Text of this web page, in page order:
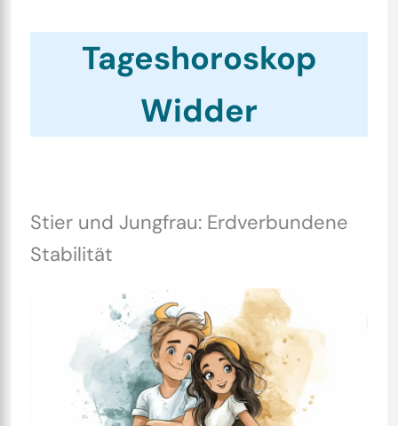
Tageshoroskop
Widder
Stier und Jungfrau: Erdverbundene
Stabilität